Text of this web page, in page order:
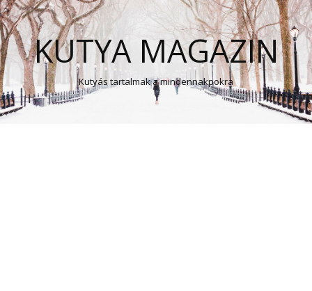
KUTYA MAGAZIN
Kutyás tartalmak a mindennakpokra